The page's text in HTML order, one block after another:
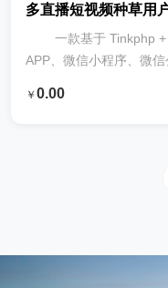
一款基于 Tinkphp +
APP、微信小程序、微信
￥ 0.00